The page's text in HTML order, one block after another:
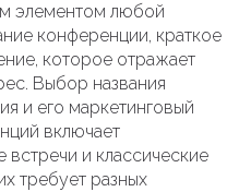
элементом любой
конференции, краткое
которое отражает
. Выбор названия
и его маркетинговый
включает
встречи и классические
требует разных